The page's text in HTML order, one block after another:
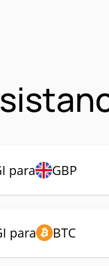
para GBP
para BTC